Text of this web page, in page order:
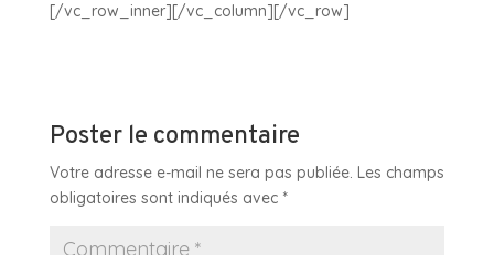
[/vc_row_inner][/vc_column][/vc_row]
Poster le commentaire
Votre adresse e-mail ne sera pas publiée. Les champs
obligatoires sont indiqués avec *